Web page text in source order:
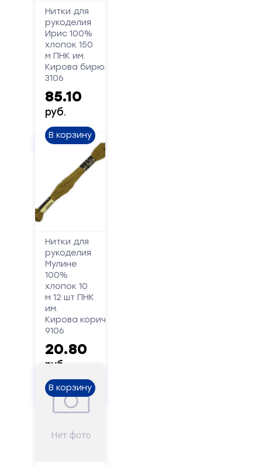
Нитки для
рукоделия
Ирис 100%
хлопок 150
м ПНК им.
Кирова бирюзовый
3106
85.10
руб.
В корзину
Нитки для
рукоделия
Мулине
100%
хлопок 10
м 12 шт ПНК
им.
Кирова коричневый
9106
20.80
руб.
В корзину